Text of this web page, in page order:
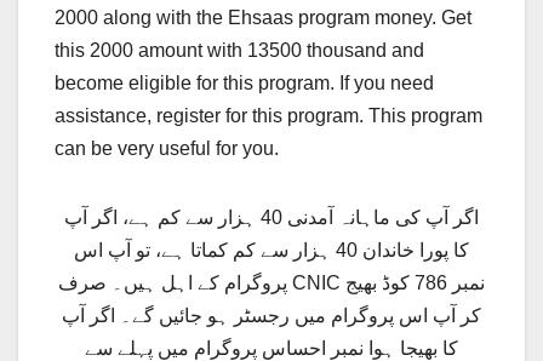
2000 along with the Ehsaas program money. Get
this 2000 amount with 13500 thousand and
become eligible for this program. If you need
assistance, register for this program. This program
can be very useful for you.
اگر آپ کی ماہانہ آمدنی 40 ہزار سے کم ہے، اگر آپ
کا پورا خاندان 40 ہزار سے کم کماتا ہے، تو آپ اس
پروگرام کے اہل ہیں۔ صرف CNIC نمبر 786 کوڈ بھیج
کر آپ اس پروگرام میں رجسٹر ہو جائیں گے۔ اگر آپ
کا بھیجا ہوا نمبر احساس پروگرام میں پہلے سے